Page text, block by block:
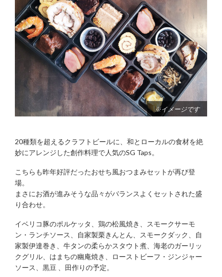
※イメージです
20種類を超えるクラフトビールに、和とローカルの食材を絶
妙にアレンジした創作料理で人気のSG Taps。
こちらも昨年好評だったおせち風おつまみセットが再び登
場。
まさにお酒が進みそうな品々がバランスよくセットされた盛
り合わせ。
イベリコ豚のポルケッタ、鶏の松風焼き、スモークサーモ
ン・ランチソース、自家製栗きんとん、スモークダック、自
家製伊達巻き、牛タンの柔らかスタウト煮、海老のガーリッ
クグリル、はまちの幽庵焼き、ローストビーフ・ジンジャー
ソース、黒豆 、田作りの予定。